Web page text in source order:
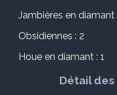
Jambières en diamant
Obsidiennes : 2
Houe en diamant : 1
Détail